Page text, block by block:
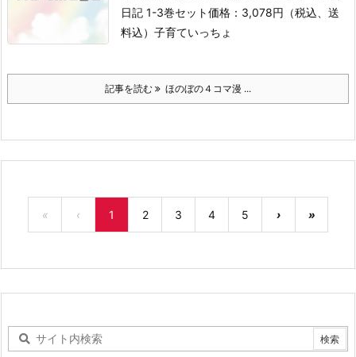
日記 1-3巻セット価格：3,078円（税込、送
料込） 子育ていっちょ
記事を読む ほのぼの４コマ漫 ...
« ‹ 1 2 3 4 5 › »